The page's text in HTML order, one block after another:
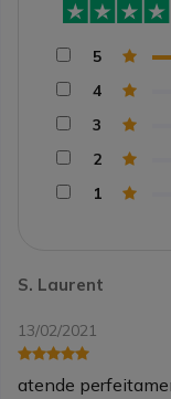
S. Laurent
13/02/2021
atende
5
4
3
2
1